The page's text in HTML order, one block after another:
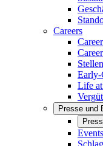
Careers
Early-
Life
Presse und
Events